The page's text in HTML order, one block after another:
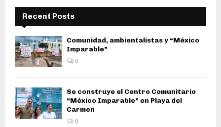
Recent Posts
Comunidad, ambientalistas y “México
Imparable”
0
Se construye el Centro Comunitario
“México Imparable” en Playa del
Carmen
0